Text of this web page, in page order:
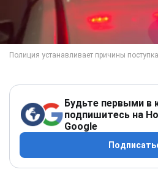
Будьте первыми в
подпишитесь на
Google